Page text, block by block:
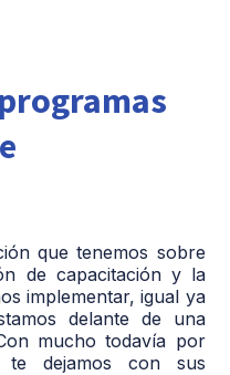
que tenemos sobre
de capacitacióny la
implementar, igual ya
delante de una
mucho todavía por
te dejamos con sus